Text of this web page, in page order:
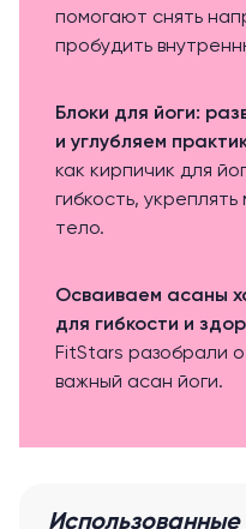
помогают снять
пробудить
Блоки для йоги:
и углубляем
как кирпичик для
гибкость,
тело.
Осваиваем асаны
для гибкости и
FitStars разобрали
важный асан йоги.
Использованные